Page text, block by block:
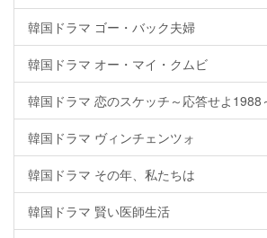
韓国ドラマ ゴー・バック夫婦
韓国ドラマ オー・マイ・クムビ
韓国ドラマ 恋のスケッチ～応答せよ1988
韓国ドラマ ヴィンチェンツォ
韓国ドラマ その年、私たちは
韓国ドラマ 賢い医師生活